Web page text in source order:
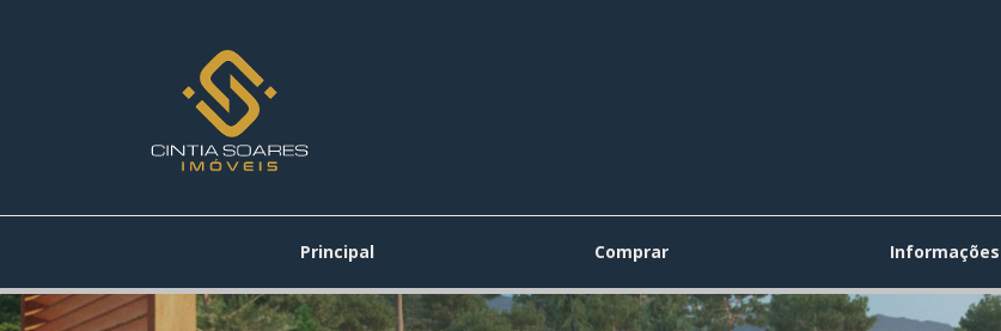
Principal Comprar Informações